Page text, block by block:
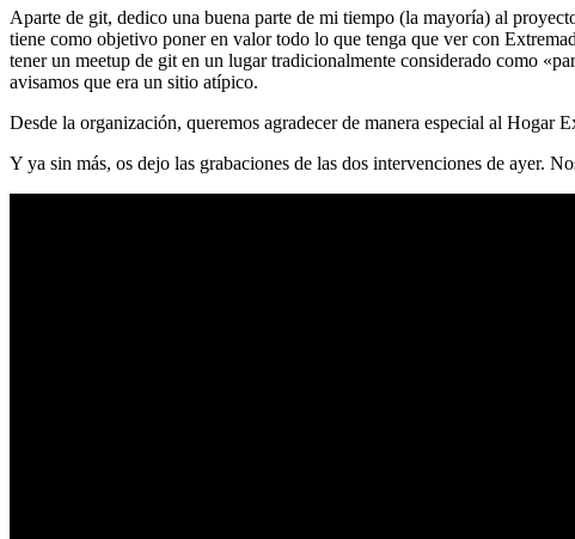
Aparte de git, dedico una buena parte de mi tiempo (la mayoría) al
tiene como objetivo poner en valor todo lo que tenga que ver con
tener un meetup de git en un lugar tradicionalmente considerado como
avisamos que era un sitio atípico.
Desde la organización, queremos agradecer de manera especial al Hogar
Y ya sin más, os dejo las grabaciones de las dos intervenciones de ayer.